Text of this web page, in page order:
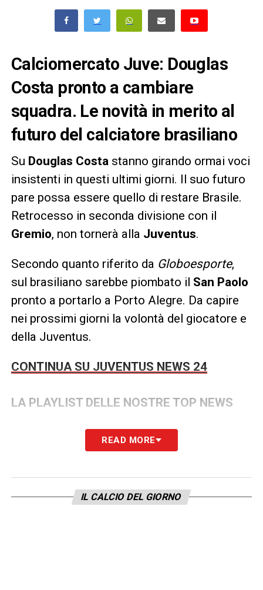
Calciomercato Juve: Douglas
Costa pronto a cambiare
squadra. Le novità in merito al
futuro del calciatore brasiliano
Su Douglas Costastanno girando ormai voci
insistenti in questi ultimi giorni. Il suo futuro
pare possa essere quello di restare Brasile.
Retrocesso in seconda divisione con il
Gremio, non tornerà alla Juventus.
Secondo quanto riferito da Globoesporte,
sul brasiliano sarebbe piombato il San Paolo
pronto a portarlo a Porto Alegre. Da capire
nei prossimi giorni la volontà del giocatore e
della Juventus.
CONTINUA SU JUVENTUS NEWS 24
LA PLAYLIST DELLE NOSTRE TOP NEWS
READ MORE
IL CALCIO DEL GIORNO